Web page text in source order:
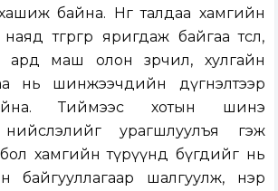
байна. Нөгөө талдаа хамгийн
төгрөгөөр яригдаж байгаа төсөл,
ард маш олон зөрчил, хулгайн
нь шинжээчдийн дүгнэлтээр
Тиймээс хотын шинэ
урагшлуулъя гэж
хамгийн түрүүнд бүгдийг нь
байгууллагаар шалгуулж, нэр